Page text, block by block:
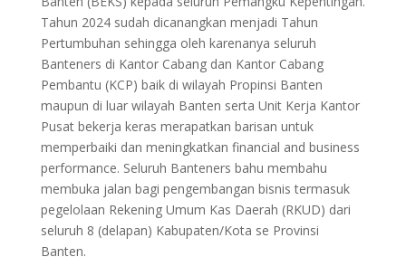
Tahun 2024 sudah dicanangkan menjadi Tahun
Pertumbuhan sehingga oleh karenanya seluruh
Banteners di Kantor Cabang dan Kantor Cabang
Pembantu (KCP) baik di wilayah Propinsi Banten
maupun di luar wilayah Banten serta Unit Kerja Kantor
Pusat bekerja keras merapatkan barisan untuk
memperbaiki dan meningkatkan financial and business
performance. Seluruh Banteners bahu membahu
membuka jalan bagi pengembangan bisnis termasuk
pegelolaan Rekening Umum Kas Daerah (RKUD) dari
seluruh 8 (delapan) Kabupaten/Kota se Provinsi
Banten.